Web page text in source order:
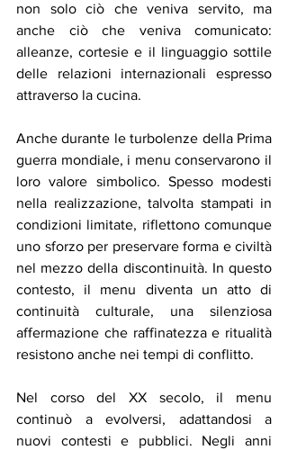
non solo ciò che veniva servito, ma
anche ciò che veniva comunicato:
alleanze, cortesie e il linguaggio sottile
delle relazioni internazionali espresso
attraverso la cucina.
Anche durante le turbolenze della Prima
guerra mondiale, i menu conservarono il
loro valore simbolico. Spesso modesti
nella realizzazione, talvolta stampati in
condizioni limitate, riflettono comunque
uno sforzo per preservare forma e civiltà
nel mezzo della discontinuità. In questo
contesto, il menu diventa un atto di
continuità culturale, una silenziosa
affermazione che raffinatezza e ritualità
resistono anche nei tempi di conflitto.
Nel corso del XX secolo, il menu
continuò a evolversi, adattandosi a
nuovi contesti e pubblici. Negli anni